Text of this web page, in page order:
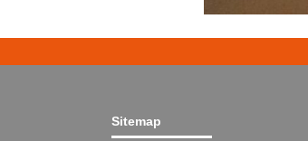
Sitemap